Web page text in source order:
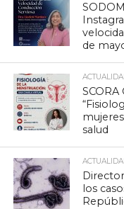
de
salud
los